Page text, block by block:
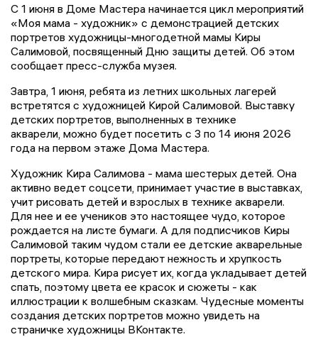
С 1 июня в Доме Мастера начинается цикл мероприятий
«Моя мама - художник» с демонстрацией детских
портретов художницы-многодетной мамы Киры
Салимовой, посвященный Дню защиты детей. Об этом
сообщает пресс-служба музея.
Завтра, 1 июня, ребята из летних школьных лагерей
встретятся с художницей Кирой Салимовой. Выставку
детских портретов, выполненных в технике
акварели, можно будет посетить с 3 по 14 июня 2026
года на первом этаже Дома Мастера.
Художник Кира Салимова - мама шестерых детей. Она
активно ведет соцсети, принимает участие в выставках,
учит рисовать детей и взрослых в технике акварели.
Для нее и ее учеников это настоящее чудо, которое
рождается на листе бумаги. А для подписчиков Киры
Салимовой таким чудом стали ее детские акварельные
портреты, которые передают нежность и хрупкость
детского мира. Кира рисует их, когда укладывает детей
спать, поэтому цвета ее красок и сюжеты - как
иллюстрации к волшебным сказкам. Чудесные моменты
создания детских портретов можно увидеть на
страничке художницы ВКонтакте.